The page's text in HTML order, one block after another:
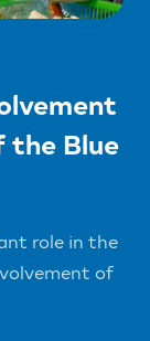
the Blue
role in the
of